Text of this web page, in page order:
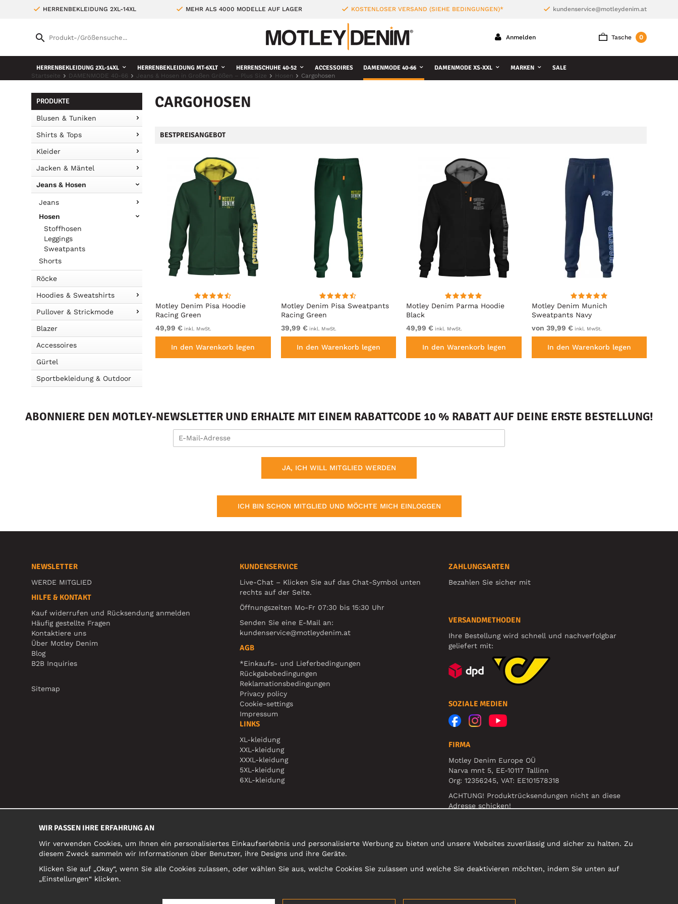
HERRENBEKLEIDUNG 2XL-14XL MEHR ALS 4000 MODELLE AUF LAGER KOSTENLOSER VERSAND (SIEHE BEDINGUNGEN)* kundenservice@motleydenim.at
Tasche 0
Anmelden
HERRENBEKLEIDUNG 2XL-14XL HERRENBEKLEIDUNG MT-6XLT HERRENSCHUHE 40-52 ACCESSOIRES DAMENMODE 40-66 DAMENMODE XS-XXL MARKEN SALE
Startseite DAMENMODE 40-66 Jeans & Hosen in Großen Größen – Plus Size Hosen Cargohosen
PRODUKTE
Blusen & Tuniken
Shirts & Tops
Kleider
Jacken & Mäntel
Jeans & Hosen
Jeans
Hosen
Stoffhosen
Leggings
Sweatpants
Shorts
Röcke
Hoodies & Sweatshirts
Pullover & Strickmode
Blazer
Accessoires
Gürtel
Sportbekleidung & Outdoor
CARGOHOSEN
BESTPREISANGEBOT
Motley Denim Milan T-Shirt
Anthrazit
von 19,99 €
In den Warenkorb legen
Motley Denim Pisa Hoodie
Racing Green
49,99 € inkl. MwSt.
In den Warenkorb legen
Motley Denim Pisa Sweatpants
Racing Green
39,99 € inkl. MwSt.
In den Warenkorb legen
Motley Denim Parma Hoodie
Black
49,99 € inkl. MwSt.
In den Warenkorb legen
Motley Denim Munich
Sweatpants Navy
von 39,99 € inkl. MwSt.
In den Warenkorb legen
ABONNIERE DEN MOTLEY-NEWSLETTER UND ERHALTE MIT EINEM RABATTCODE 10 % RABATT AUF DEINE ERSTE BESTELLUNG!
JA, ICH WILL MITGLIED WERDEN
ICH BIN SCHON MITGLIED UND MÖCHTE MICH EINLOGGEN
NEWSLETTER
WERDE MITGLIED
HILFE & KONTAKT
Kauf widerrufen und Rücksendung anmelden
Häufig gestellte Fragen
Kontaktiere uns
Über Motley Denim
Blog
B2B Inquiries
Sitemap
KUNDENSERVICE
Live-Chat – Klicken Sie auf das Chat-Symbol unten
rechts auf der Seite.
Öffnungszeiten Mo-Fr 07:30 bis 15:30 Uhr
Senden Sie eine E-Mail an:
kundenservice@motleydenim.at
AGB
*Einkaufs- und Lieferbedingungen
Rückgabebedingungen
Reklamationsbedingungen
Privacy policy
Cookie-settings
Impressum
LINKS
XL-kleidung
XXL-kleidung
XXXL-kleidung
5XL-kleidung
6XL-kleidung
ZAHLUNGSARTEN
Bezahlen Sie sicher mit
VERSANDMETHODEN
Ihre Bestellung wird schnell und nachverfolgbar
geliefert mit:
SOZIALE MEDIEN
FIRMA
Motley Denim Europe OÜ
Narva mnt 5, EE-10117 Tallinn
Org: 12356245, VAT: EE101578318
ACHTUNG! Produktrücksendungen nicht an diese
Adresse schicken!
WIR PASSEN IHRE ERFAHRUNG AN
Wir verwenden Cookies, um Ihnen ein personalisiertes Einkaufserlebnis und personalisierte Werbung zu bieten und unsere Websites zuverlässig und sicher zu halten. Zu
diesem Zweck sammeln wir Informationen über Benutzer, ihre Designs und ihre Geräte.
Klicken Sie auf „Okay“, wenn Sie alle Cookies zulassen, oder wählen Sie aus, welche Cookies Sie zulassen und welche Sie deaktivieren möchten, indem Sie unten auf
„Einstellungen“ klicken.